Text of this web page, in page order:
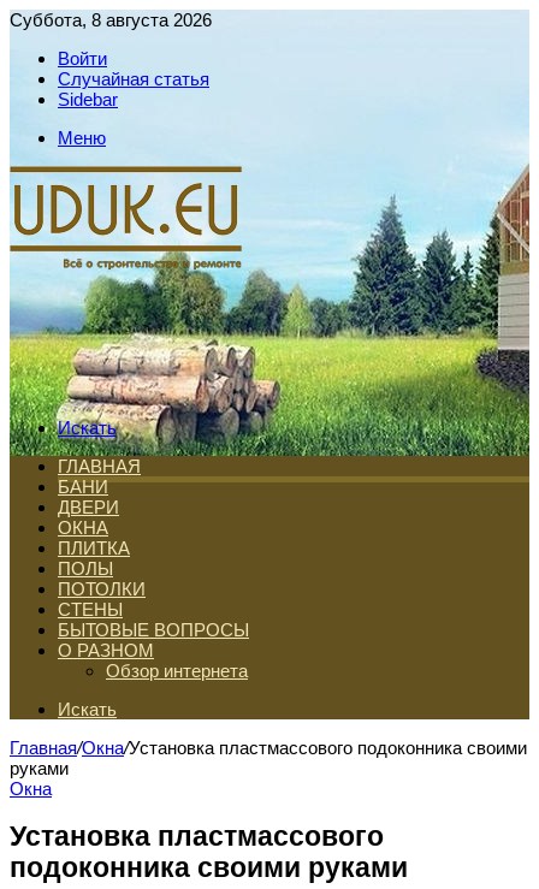
Суббота, 8 августа 2026
Войти
Случайная статья
Sidebar
Меню
Искать
ГЛАВНАЯ
БАНИ
ДВЕРИ
ОКНА
ПЛИТКА
ПОЛЫ
ПОТОЛКИ
СТЕНЫ
БЫТОВЫЕ ВОПРОСЫ
О РАЗНОМ
Обзор интернета
Искать
Главная/Окна/Установка пластмассового подоконника своими
руками
Окна
Установка пластмассового
подоконника своими руками